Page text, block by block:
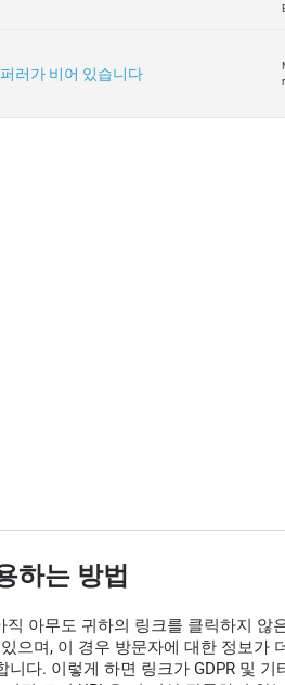
러가 비어 있습니다
하는 방법
아무도 귀하의 링크를 클릭하지 않
으며, 이 경우 방문자에 대한 정보가
다. 이렇게 하면 링크가 GDPR 및